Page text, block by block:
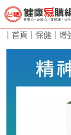
首頁 保健 增